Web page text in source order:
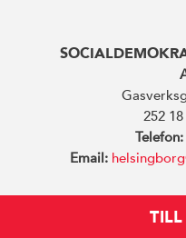
252
Telefon:
Email: